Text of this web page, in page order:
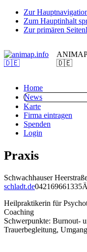
Zur
Zum Hauptinhalt
Zur primären
🇩🇪
Home
News
Karte
Firma eintragen
Spenden
Login
Praxis
Schwachhauser
schladt.de042169661335
Heilpraktikerin für
Coaching
Schwerpunkte: Burnout-
Trauerbegleitung,